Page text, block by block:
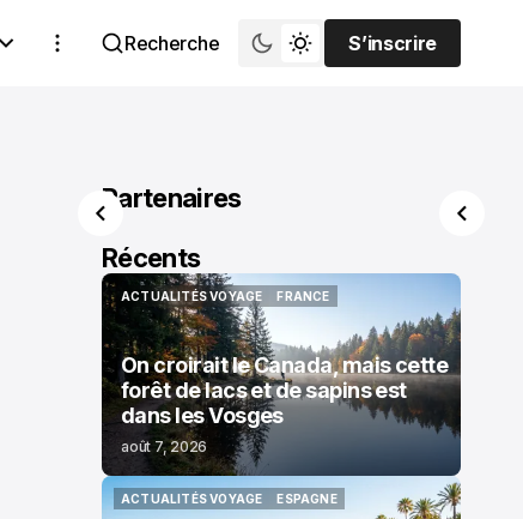
Recherche
S’inscrire
S’inscrire
Partenaires
Récents
ACTUALITÉS VOYAGE
ACTUALITÉS VOYAGE
FRANCE
On croirait le Canada, mais cette
forêt de lacs et de sapins est
dans les Vosges
août 7, 2026
ACTUALITÉS VOYAGE
ESPAGNE